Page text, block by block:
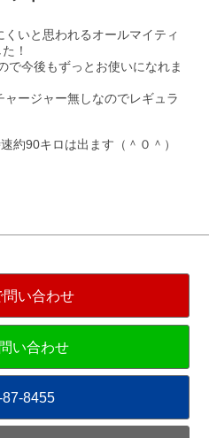
いと思われるオールマイティ
！
で今後もずっとお使いになれま
ージャー無しなのでレギュラ
約90キロは出ます（＾０＾）
問い合わせ
8455